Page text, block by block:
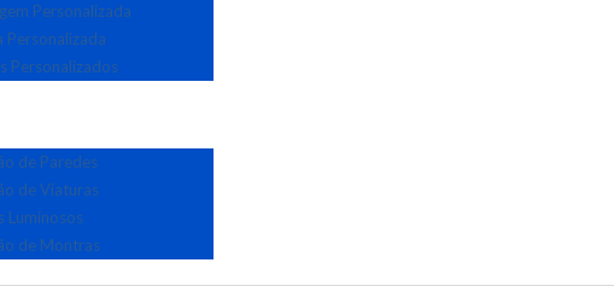
Personalizada
Personalizada
Personalizados
de Paredes
de Viaturas
Luminosos
de Montras